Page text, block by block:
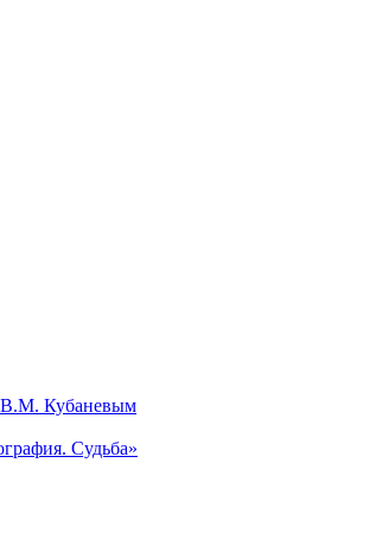
В.М. Кубаневым
Судьба»